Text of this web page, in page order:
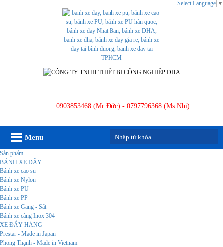
0903853468 (Mr Đức) - 0797796368 (Ms Nhi)
Select Language ▼
Menu
Sản phẩm
BÁNH XE ĐẨY
Bánh xe cao su
Bánh xe Nylon
Bánh xe PU
Bánh xe PP
Bánh xe Gang - Sắt
Bánh xe càng Inox 304
XE ĐẨY HÀNG
Prestar - Made in Japan
Phong Thạnh - Made in Vietnam